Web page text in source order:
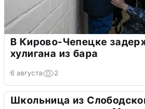
В Кирово-Чепецке
хулигана из бара
6 августа 2
Школьница из